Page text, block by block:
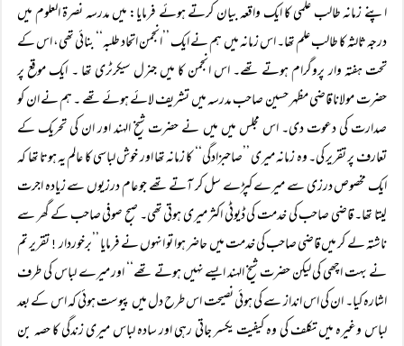
اپنے زمانہ طالب علمی کا ایک واقعہ بیان کرتے ہوئے فرمایا: میں مدرسہ نصرۃ العلوم میں
درجہ ثالثہ کا طالب علم تھا۔ اس زمانہ میں ہم نے ایک ’’انجمن اتحاد طلبہ‘‘ بنائی تھی، اس کے
تحت ہفتہ وار پروگرام ہوتے تھے۔ اس انجمن کا میں جنرل سیکرٹری تھا ۔ ایک موقع پر
حضرت مولانا قاضی مظہر حسین صاحب مدرسہ میں تشریف لائے ہوئے تھے ۔ ہم نے ان کو
صدارت کی دعوت دی۔ اس مجلس میں میں نے حضرت شیخ الہند اور ان کی تحریک کے
تعارف پر تقریر کی۔ وہ زمانہ میری ’’صاحبزادگی‘‘ کا زمانہ تھا اور خوش لباسی کا عالم یہ ہوتا تھا کہ
ایک مخصوص درزی سے میرے کپڑے سل کر آتے تھے جو عام درزیوں سے زیادہ اجرت
لیتا تھا۔ قاضی صاحب کی خدمت کی ڈیوٹی اکثر میری ہوتی تھی۔ صبح صوفی صاحب کے گھر سے
ناشتہ لے کر میں قاضی صاحب کی خدمت میں حاضر ہوا تو انہوں نے فرمایا ’’برخوردار!تقریر تم
نے بہت اچھی کی لیکن حضرت شیخ الہند ایسے نہیں ہوتے تھے‘‘ اور میرے لباس کی طرف
اشارہ کیا۔ ان کی اس انداز سے کی ہوئی نصیحت اس طرح دل میں پیوست ہوئی کہ اس کے بعد
لباس وغیرہ میں تکلف کی وہ کیفیت یکسر جاتی رہی اور سادہ لباس میری زندگی کا حصہ بن